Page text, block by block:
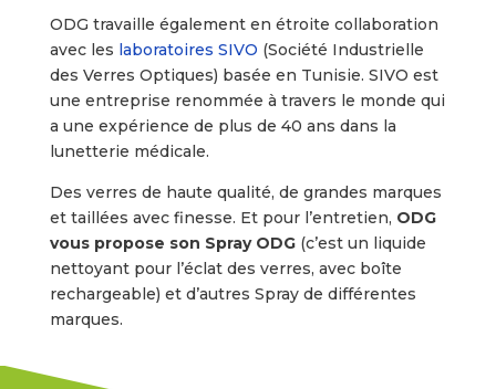
ODG travaille également en étroite collaboration
avec les laboratoires SIVO (Société Industrielle
des Verres Optiques) basée en Tunisie. SIVO est
une entreprise renommée à travers le monde qui
a une expérience de plus de 40 ans dans la
lunetterie médicale.
Des verres de haute qualité, de grandes marques
et taillées avec finesse. Et pour l’entretien, ODG
vous propose son Spray ODG(c’est un liquide
nettoyant pour l’éclat des verres, avec boîte
rechargeable) et d’autres Spray de différentes
marques.